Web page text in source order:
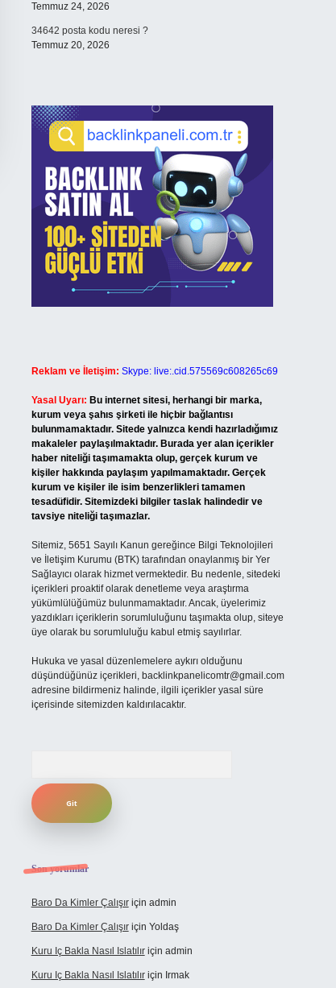
Temmuz 24, 2026
34642 posta kodu neresi ?
Temmuz 20, 2026
Reklam ve İletişim: Skype: live:.cid.575569c608265c69
Yasal Uyarı: Bu internet sitesi, herhangi bir marka,
kurum veya şahıs şirketi ile hiçbir bağlantısı
bulunmamaktadır. Sitede yalnızca kendi hazırladığımız
makaleler paylaşılmaktadır. Burada yer alan içerikler
haber niteliği taşımamakta olup, gerçek kurum ve
kişiler hakkında paylaşım yapılmamaktadır. Gerçek
kurum ve kişiler ile isim benzerlikleri tamamen
tesadüfidir. Sitemizdeki bilgiler taslak halindedir ve
tavsiye niteliği taşımazlar.
Sitemiz, 5651 Sayılı Kanun gereğince Bilgi Teknolojileri
ve İletişim Kurumu (BTK) tarafından onaylanmış bir Yer
Sağlayıcı olarak hizmet vermektedir. Bu nedenle, sitedeki
içerikleri proaktif olarak denetleme veya araştırma
yükümlülüğümüz bulunmamaktadır. Ancak, üyelerimiz
yazdıkları içeriklerin sorumluluğunu taşımakta olup, siteye
üye olarak bu sorumluluğu kabul etmiş sayılırlar.
Hukuka ve yasal düzenlemelere aykırı olduğunu
düşündüğünüz içerikleri, backlinkpanelicomtr@gmail.com
adresine bildirmeniz halinde, ilgili içerikler yasal süre
içerisinde sitemizden kaldırılacaktır.
Son yorumlar
Baro Da Kimler Çalışıriçin admin
Baro Da Kimler Çalışıriçin Yoldaş
Kuru Iç Bakla Nasıl Islatılıriçin admin
Kuru Iç Bakla Nasıl Islatılıriçin Irmak